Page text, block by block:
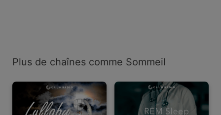
Plus de chaînes comme Sommeil